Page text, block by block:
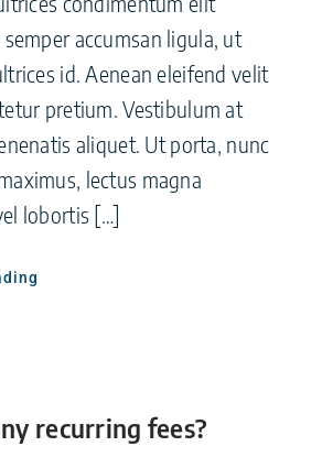
accumsan ligula, ut
id. Aenean eleifend velit
pretium. Vestibulum at
aliquet. Ut porta, nunc
lectus magna
lobortis […]
recurring fees?